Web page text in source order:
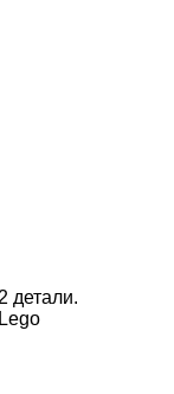
детали.